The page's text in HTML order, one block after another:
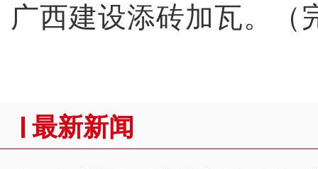
广西建设添砖加瓦。（
最新新闻